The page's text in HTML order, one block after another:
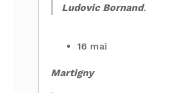
Ludovic Bornand.
16 mai
Martigny